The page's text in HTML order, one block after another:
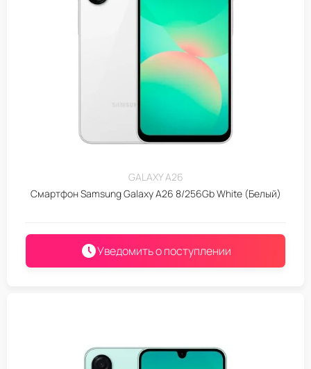
GALAXY A26
Смартфон Samsung Galaxy A26 8/256Gb White (Белый)
Уведомить о поступлении